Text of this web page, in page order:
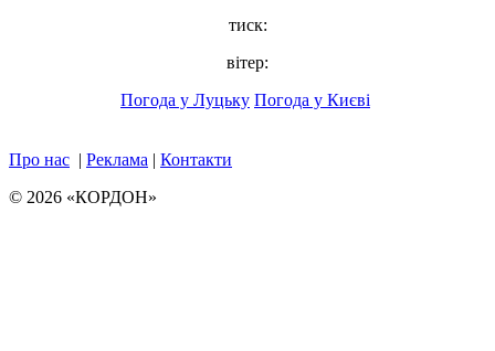
тиск:
вітер:
Погода у Луцьку Погода у Києві
Про нас | Реклама | Контакти
© 2026 «КОРДОН»